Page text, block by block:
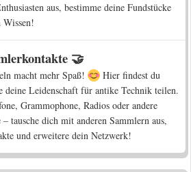
aus, bestimme deine Fundstücke
Wissen!
🤝
macht mehr Spaß!
Hier findest du
deine Leidenschaft für antike Technik teilen.
Grammophone, Radios oder andere
– tausche dich mit anderen Sammlern aus,
und erweitere dein Netzwerk!